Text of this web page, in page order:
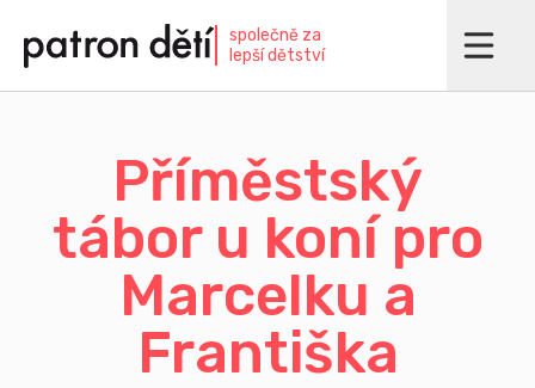
hlavnímu
obsahu
společně za
lepší dětství
Příměstský
tábor u koní pro
Marcelku a
Františka